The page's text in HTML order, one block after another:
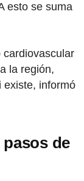
esto se suma
cardiovascular
la región,
existe, informó
de